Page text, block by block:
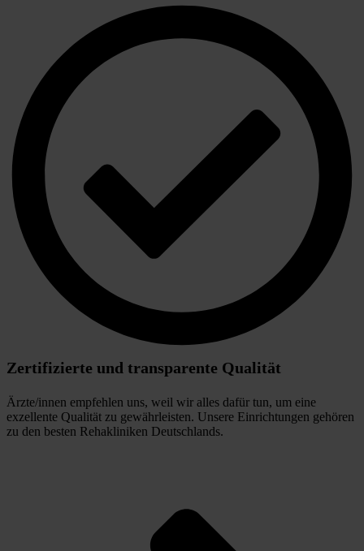
Zertifizierte und transparente Qualität
Ärzte/innen empfehlen uns, weil wir alles dafür tun, um eine
exzellente Qualität zu gewährleisten. Unsere Einrichtungen gehören
zu den besten Rehakliniken Deutschlands.